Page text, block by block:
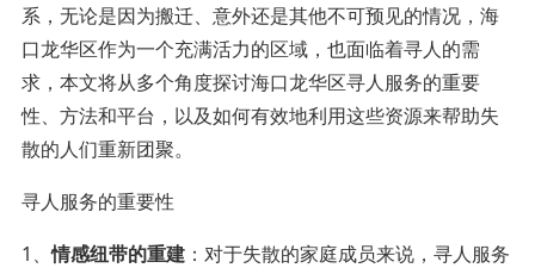
系，无论是因为搬迁、意外还是其他不可预见的情况，海
口龙华区作为一个充满活力的区域，也面临着寻人的需
求，本文将从多个角度探讨海口龙华区寻人服务的重要
性、方法和平台，以及如何有效地利用这些资源来帮助失
散的人们重新团聚。
寻人服务的重要性
1、情感纽带的重建：对于失散的家庭成员来说，寻人服务